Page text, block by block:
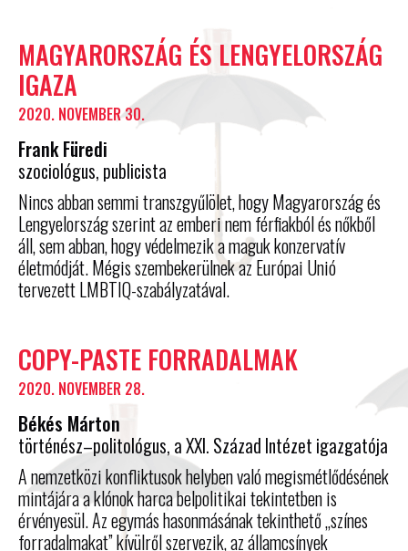
MAGYARORSZÁG ÉS LENGYELORSZÁG
IGAZA
2020. NOVEMBER 30.
Frank Füredi
szociológus, publicista
Nincs abban semmi transzgyűlölet, hogy Magyarország és
Lengyelország szerint az emberi nem férfiakból és nőkből
áll, sem abban, hogy védelmezik a maguk konzervatív
életmódját. Mégis szembekerülnek az Európai Unió
tervezett LMBTIQ-szabályzatával.
COPY-PASTE FORRADALMAK
2020. NOVEMBER 28.
Békés Márton
történész–politológus, a XXI. Század Intézet igazgatója
A nemzetközi konfliktusok helyben való megismétlődésének
mintájára a klónok harca belpolitikai tekintetben is
érvényesül. Az egymás hasonmásának tekinthető „színes
forradalmakat” kívülről szervezik, az államcsínyek